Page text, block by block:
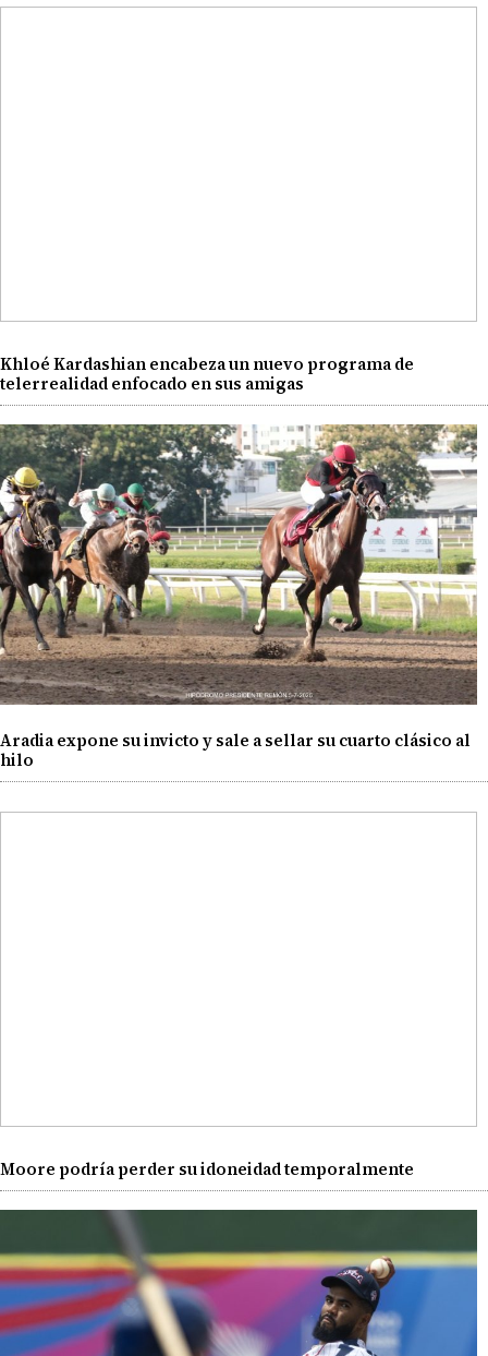
Khloé Kardashian encabeza un nuevo programa de
telerrealidad enfocado en sus amigas
Aradia expone su invicto y sale a sellar su cuarto clásico al
hilo
Moore podría perder su idoneidad temporalmente